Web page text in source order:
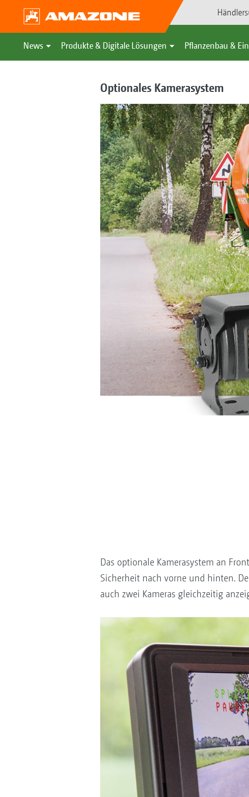
News Produkte & Digitale Lösungen Pflanzenbau &
Optionales Kamerasystem
Das optionale Kamerasystem an
Sicherheit nach vorne und hinten.
auch zwei Kameras gleichzeitig